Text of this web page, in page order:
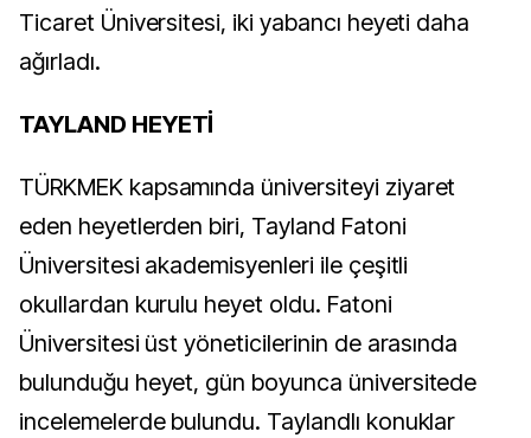
Ticaret Üniversitesi, iki yabancı heyeti daha
ağırladı.
TAYLAND HEYETİ
TÜRKMEK kapsamında üniversiteyi ziyaret
eden heyetlerden biri, Tayland Fatoni
Üniversitesi akademisyenleri ile çeşitli
okullardan kurulu heyet oldu. Fatoni
Üniversitesi üst yöneticilerinin de arasında
bulunduğu heyet, gün boyunca üniversitede
incelemelerde bulundu. Taylandlı konuklar